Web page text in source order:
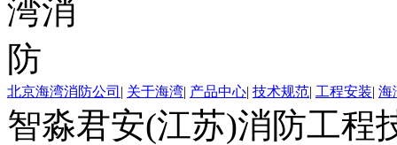
北京海湾消防公司 | 关于海湾| 产品中心| 技术规范| 工程安装| 海
智淼君安(江苏)消防工程